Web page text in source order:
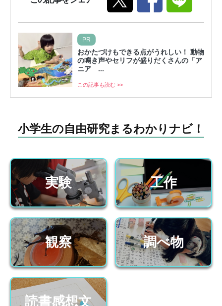
PR
おかたづけもできる点がうれしい！ 動物
の鳴き声やセリフが盛りだくさんの「ア
ニア ...
この記事も読む >>
小学生の自由研究まるわかりナビ！
実験 工作
観察 調べ物
読書感想文